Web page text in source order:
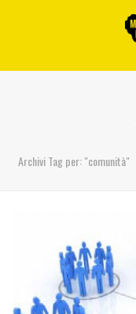
Archivi Tag per: "comunità"